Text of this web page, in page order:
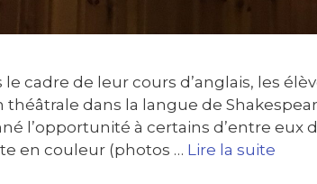
cadre de leur cours d’anglais, les
dans la langue de
l’opportunité à certains d’entre eux
en couleur (photos … Lire la suite